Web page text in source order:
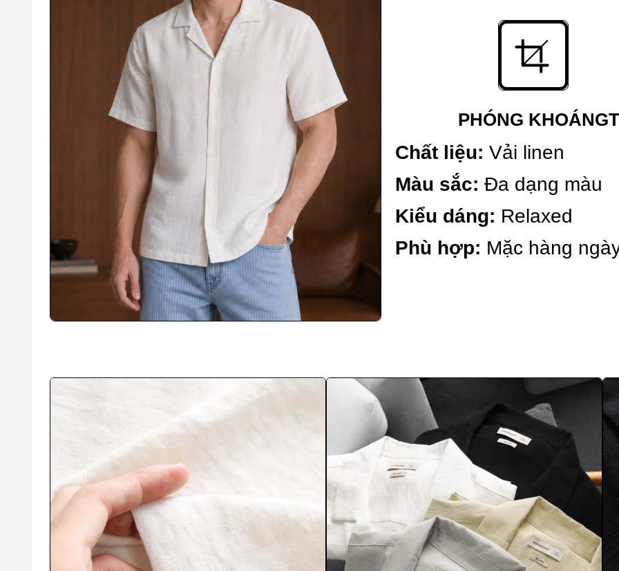
PHÓNG KHOÁNG
Chất liệu: Vải linen
Màu sắc: Đa dạng màu
Kiểu dáng: Relaxed
Phù hợp: Mặc hàng